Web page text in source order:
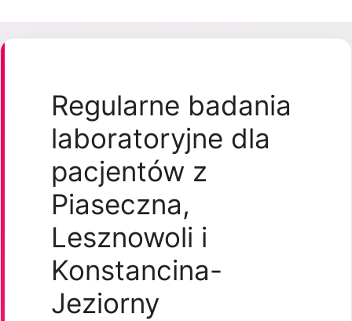
Regularne badania
laboratoryjne dla
pacjentów z
Piaseczna,
Lesznowoli i
Konstancina-
Jeziorny